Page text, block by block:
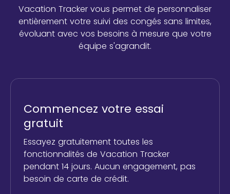
Vacation Tracker vous permet de personnaliser
entièrement votre suivi des congés sans limites,
évoluant avec vos besoins à mesure que votre
équipe s'agrandit.
Commencez votre essai
gratuit
Essayez gratuitement toutes les
fonctionnalités de Vacation Tracker
pendant 14 jours. Aucun engagement, pas
besoin de carte de crédit.